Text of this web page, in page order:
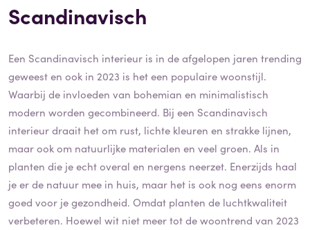
Scandinavisch
Een Scandinavisch interieur is in de afgelopen jaren trending
geweest en ook in 2023 is het een populaire woonstijl.
Waarbij de invloeden van bohemian en minimalistisch
modern worden gecombineerd. Bij een Scandinavisch
interieur draait het om rust, lichte kleuren en strakke lijnen,
maar ook om natuurlijke materialen en veel groen. Als in
planten die je echt overal en nergens neerzet. Enerzijds haal
je er de natuur mee in huis, maar het is ook nog eens enorm
goed voor je gezondheid. Omdat planten de luchtkwaliteit
verbeteren. Hoewel wit niet meer tot de woontrend van 2023